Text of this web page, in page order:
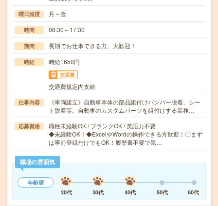
曜日頻度 月～金
時間 08:30～17:30
期間 長期でお仕事できる方、大歓迎！
時給 時給1650円
交通費
交通費規定内支給
仕事内容
《車両組立》自動車本体の部品組付けバンパー脱着、シー
ト脱着等。自動車のカスタムパーツを組付けする業務…
応募資格
職種未経験OK / ブランクOK / 英語力不要
◆未経験OK！◆ExcelやWordの操作できる方歓迎！〇まず
は事前登録だけでもOK！履歴書不要で気…
職場の雰囲気
年齢層
20代
30代 40代 50代 60代